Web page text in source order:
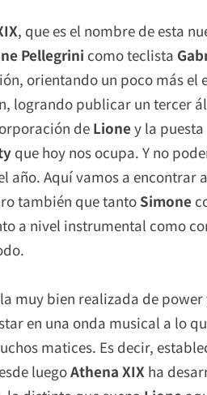
, que es el nombre de esta
Pellegrini como teclista
orientando un poco más el
logrando publicar un tercer
de Lioney la
que hoy nos ocupa. Y no
Aquí vamos a encontrar
también que tanto Simone
a nivel instrumental como
muy bien realizada de
en una onda musical a lo
matices. Es decir,
luegoAthena XIX ha